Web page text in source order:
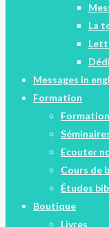
La
Messages in
Formation
Ecouter
Cours de
Études
Boutique
Livres